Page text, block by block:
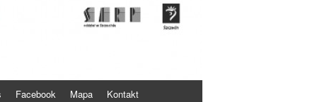
Facebook Mapa Kontakt